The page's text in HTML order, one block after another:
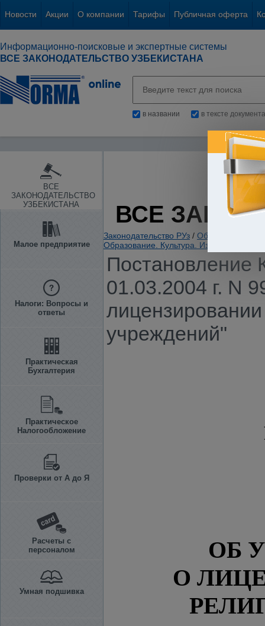
Новости Акции О компании Тарифы Публичная оферта
Информационно-поисковые и экспертные системы
ВСЕ ЗАКОНОДАТЕЛЬСТВО УЗБЕКИСТАНА
в названии в тексте документа
ВСЕ
ЗАКОНОДАТЕЛЬСТВО
УЗБЕКИСТАНА
Малое предприятие
Налоги: Вопросы и
ответы
Практическая
Бухгалтерия
Практическое
Налогообложение
Проверки от А до Я
Расчеты с
персоналом
Умная подшивка
ВСЕ
Законодательство РУз / Общие вопросы
Образование. Культура. Издательская
Постановление
01.03.2004 г. N
учреждений"
ОБ
О